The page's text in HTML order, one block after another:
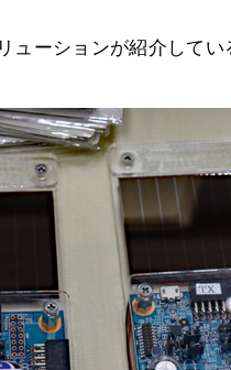
ューションが紹介して